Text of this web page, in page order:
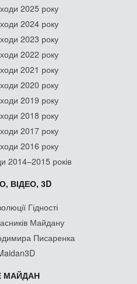
2025 року
2024 року
2023 року
2022 року
2021 року
2020 року
2019 року
2018 року
2017 року
2016 року
2014–2015 років
ВІДЕО, 3D
Гідності
Майдану
Писаренка
МАЙДАН